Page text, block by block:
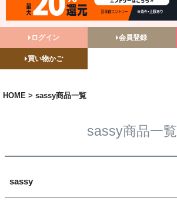
ログイン 会員登録
買い物かご
HOME sassy商品一覧
sassy商品一覧
sassy
予約商品のみを表示
並び順
登録順
価格が高い順
キーワードヒット順
検索